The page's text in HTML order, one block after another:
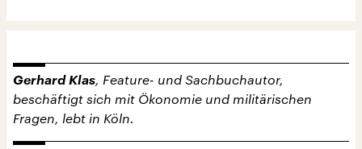
Gerhard Klas, Feature- und Sachbuchautor,
beschäftigt sich mit Ökonomie und militärischen
Fragen, lebt in Köln.